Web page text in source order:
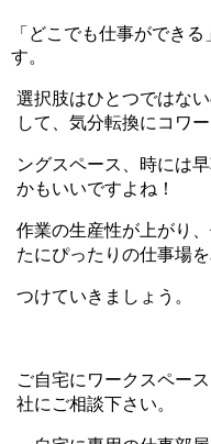
「 どこでも仕事ができ
す。
選択肢はひとつではな
して、気分転換にコワ
ングスペース、時には
かもいいですよね！
作業の生産性が上がり
たにぴったりの仕事場
つけていきましょう。
ご自宅にワークスペー
社にご相談下さい。